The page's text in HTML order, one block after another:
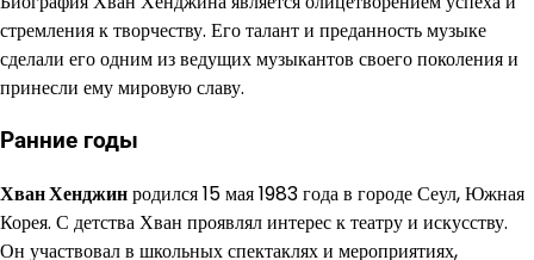
стремления к творчеству. Его талант и преданность музыке
сделали его одним из ведущих музыкантов своего поколения и
принесли ему мировую славу.
Ранние годы
Хван Хенджинродился 15 мая 1983 года в городе Сеул, Южная
Корея. С детства Хван проявлял интерес к театру и искусству.
Он участвовал в школьных спектаклях и мероприятиях,